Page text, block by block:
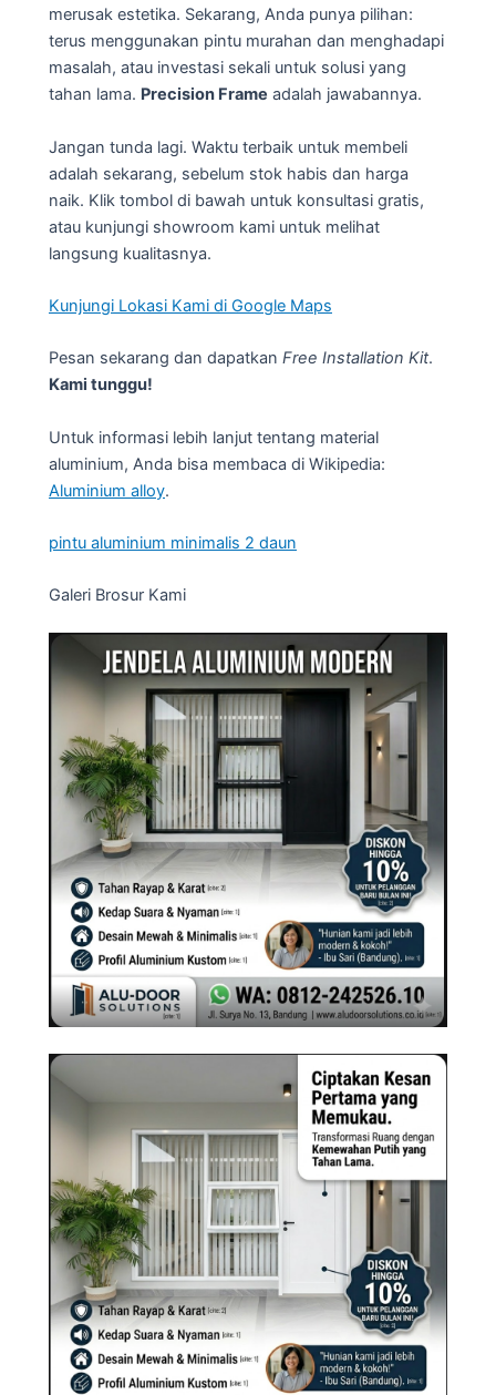
merusak estetika. Sekarang, Anda punya pilihan:
terus menggunakan pintu murahan dan menghadapi
masalah, atau investasi sekali untuk solusi yang
tahan lama. Precision Frame adalah jawabannya.
Jangan tunda lagi. Waktu terbaik untuk membeli
adalah sekarang, sebelum stok habis dan harga
naik. Klik tombol di bawah untuk konsultasi gratis,
atau kunjungi showroom kami untuk melihat
langsung kualitasnya.
Kunjungi Lokasi Kami di Google Maps
Pesan sekarang dan dapatkan Free Installation Kit.
Kami tunggu!
Untuk informasi lebih lanjut tentang material
aluminium, Anda bisa membaca di Wikipedia:
Aluminium alloy.
pintu aluminium minimalis 2 daun
Galeri Brosur Kami